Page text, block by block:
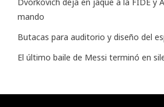
mando
Butacas para auditorio y diseño del
El último baile de Messi terminó en